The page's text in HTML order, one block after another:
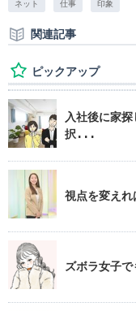
ネット 仕事 印象
関連記事
ピックアップ
入社後に家
択...
視点を変え
ズボラ女子で